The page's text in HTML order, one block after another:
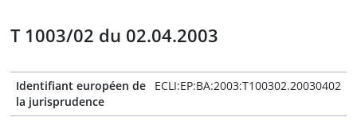
T 1003/02 du 02.04.2003
Identifiant européen de
la jurisprudence
ECLI:EP:BA:2003:T100302.20030402